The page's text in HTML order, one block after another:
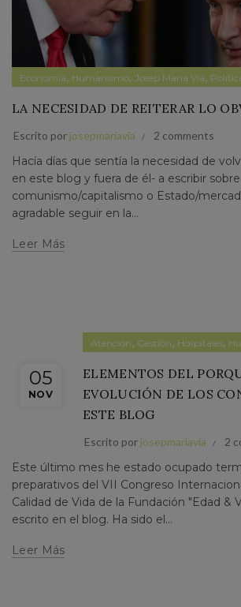
Economía, Humanismo, Josep Maria Via,
LA NECESIDAD DE REITERAR LO
Escrito por josepmariavia 2 comments
Hacía días que sentía la necesidad de
en este blog y fuera de él- a escribir
comunismo/capitalismo o Estado/
agradable seguir en la...
Leer Más
05
NOV
Atención, Gestión, Hospitales,
ELEMENTOS DEL
EVOLUCIÓN DE LOS
ESTE BLOG
Escrito por josepmariavia 2
Este último mes he estado ocupado
preparativos del VII Congreso
Calidad de Vida de la Fundación "Edad &
escrito en el blog. Ha sido el...
Leer Más